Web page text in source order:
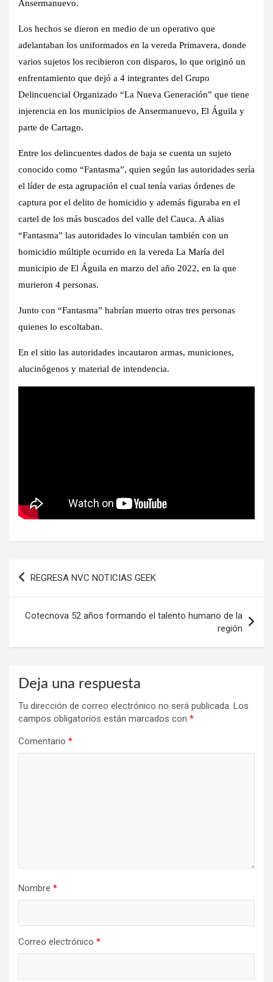
Ansermanuevo.
Los hechos se dieron en medio de un operativo que
adelantaban los uniformados en la vereda Primavera, donde
varios sujetos los recibieron con disparos, lo que originó un
enfrentamiento que dejó a 4 integrantes del Grupo
Delincuencial Organizado “La Nueva Generación” que tiene
injerencia en los municipios de Ansermanuevo, El Águila y
parte de Cartago.
Entre los delincuentes dados de baja se cuenta un sujeto
conocido como “Fantasma”, quien según las autoridades sería
el líder de esta agrupación el cual tenía varias órdenes de
captura por el delito de homicidio y además figuraba en el
cartel de los más buscados del valle del Cauca. A alias
“Fantasma” las autoridades lo vinculan también con un
homicidio múltiple ocurrido en la vereda La María del
municipio de El Águila en marzo del año 2022, en la que
murieron 4 personas.
Junto con “Fantasma” habrían muerto otras tres personas
quienes lo escoltaban.
En el sitio las autoridades incautaron armas, municiones,
alucinógenos y material de intendencia.
REGRESA NVC NOTICIAS GEEK
Cotecnova 52 años formando el talento humano de la
región
Deja una respuesta
Tu dirección de correo electrónico no será publicada. Los
campos obligatorios están marcados con *
Comentario *
Nombre *
Correo electrónico *